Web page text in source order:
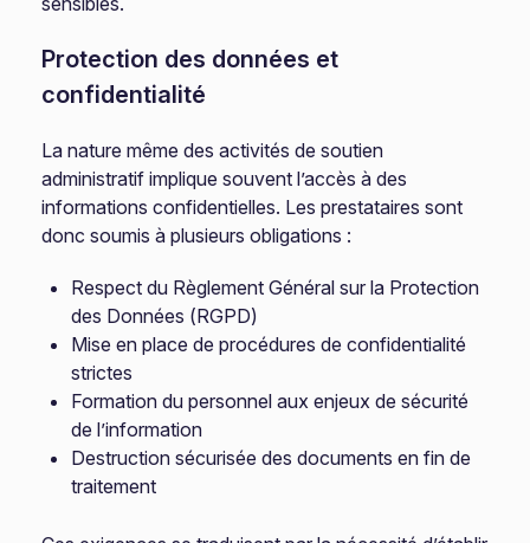
Protection des données et
confidentialité
La nature même des activités de soutien
administratif implique souvent l’accès à des
informations confidentielles. Les prestataires sont
donc soumis à plusieurs obligations :
Respect du Règlement Général sur la Protection
des Données (RGPD)
Mise en place de procédures de confidentialité
strictes
Formation du personnel aux enjeux de sécurité
de l’information
Destruction sécurisée des documents en fin de
traitement